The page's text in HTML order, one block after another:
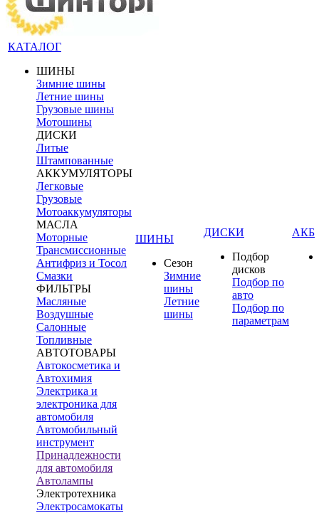
КАТАЛОГ
ШИНЫ
Зимние шины
Летние шины
Грузовые шины
Мотошины
ДИСКИ
Литые
Штампованные
АККУМУЛЯТОРЫ
Легковые
Грузовые
Мотоаккумуляторы
МАСЛА
Моторные
Трансмиссионные
Антифриз и Тосол
Смазки
ФИЛЬТРЫ
Масляные
Воздушные
Салонные
Топливные
АВТОТОВАРЫ
Автокосметика и
Автохимия
Электрика и
электроника для
автомобиля
Автомобильный
инструмент
Принадлежности
для автомобиля
Автолампы
Электротехника
Электросамокаты
ШИНЫ
Сезон
Зимние
шины
Летние
шины
ДИСКИ
Подбор
дисков
Подбор по
авто
Подбор по
параметрам
АКБ